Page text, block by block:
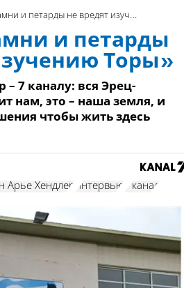
и петарды не вредят изучению Торы»
и петарды
Торы»
– 7 каналу: вся Эрец-
нам, это – наша земля, и
чтобы жить здесь
Арье Хендлер интервью 7 канал